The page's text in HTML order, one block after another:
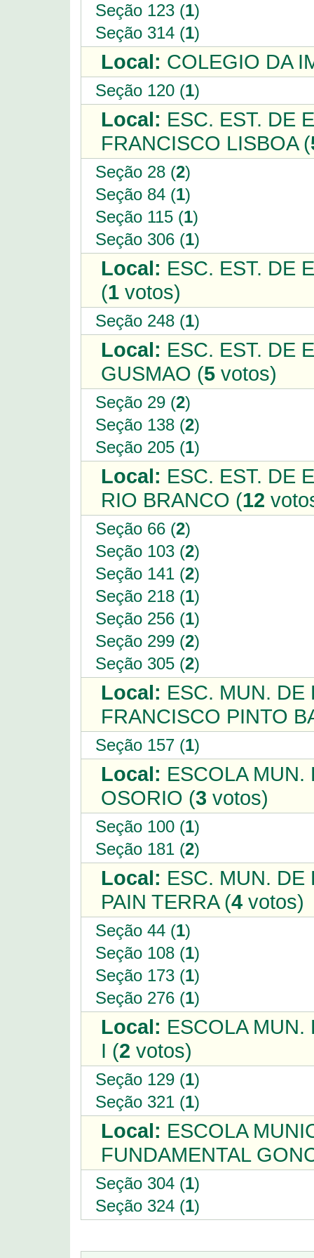
Seção 123 (1)
Seção 314 (1)
Local: COLEGIO DA
Seção 120 (1)
Local: ESC. EST. DE
FRANCISCO LISBOA (
Seção 28 (2)
Seção 84 (1)
Seção 115 (1)
Seção 306 (1)
Local: ESC. EST. DE
(1 votos)
Seção 248 (1)
Local: ESC. EST. DE
GUSMAO (5 votos)
Seção 29 (2)
Seção 138 (2)
Seção 205 (1)
Local: ESC. EST. DE
RIO BRANCO (12
Seção 66 (2)
Seção 103 (2)
Seção 141 (2)
Seção 218 (1)
Seção 256 (1)
Seção 299 (2)
Seção 305 (2)
Local: ESC. MUN. DE
FRANCISCO PINTO
Seção 157 (1)
Local: ESCOLA
OSORIO (3 votos)
Seção 100 (1)
Seção 181 (2)
Local: ESC. MUN. DE
PAIN TERRA (4 votos)
Seção 44 (1)
Seção 108 (1)
Seção 173 (1)
Seção 276 (1)
Local: ESCOLA
I (2 votos)
Seção 129 (1)
Seção 321 (1)
Local: ESCOLA
FUNDAMENTAL
Seção 304 (1)
Seção 324 (1)